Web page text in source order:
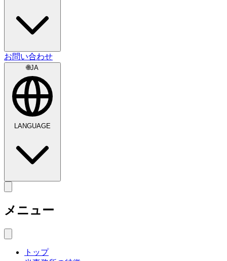
お問い合わせ
🌐JA
LANGUAGE
メニュー
トップ